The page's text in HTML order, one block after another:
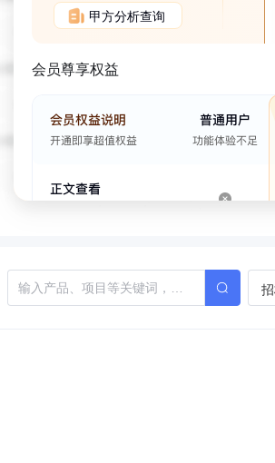
甲方分析查询
会员尊享权益